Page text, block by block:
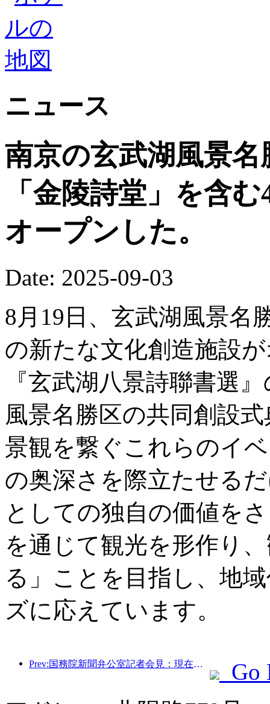
ニュース
南京の玄武湖風景
「金陵詩堂」を含
オープンした。
Date: 2025-09-03
8月19日、玄武湖風景名
の新たな文化創造施設
『玄武湖八景詩聯書選
風景名勝区の共同創設
景観を繋ぐこれらのイ
の奥深さを際立たせる
としての独自の価値を
を通じて観光を形作り
る」ことを目指し、地
ズに応えています。
Prev:国務院新聞弁公室記者会見：現在、我が国には自動運転観光サービスを提供できる国境港が28カ所あります
Go